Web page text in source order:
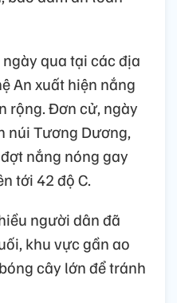
qua tại các địa
An xuất hiện nắng
rộng. Đơn cử, ngày
núi Tương Dương,
nắng nóng gay
tới 42 độ C.
người dân đã
khu vực gần ao
cây lớn để tránh